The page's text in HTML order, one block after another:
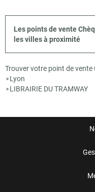
Les points de vente
les villes à proximité
Trouver votre point de vente
> Lyon
> LIBRAIRIE DU TRAMWAY